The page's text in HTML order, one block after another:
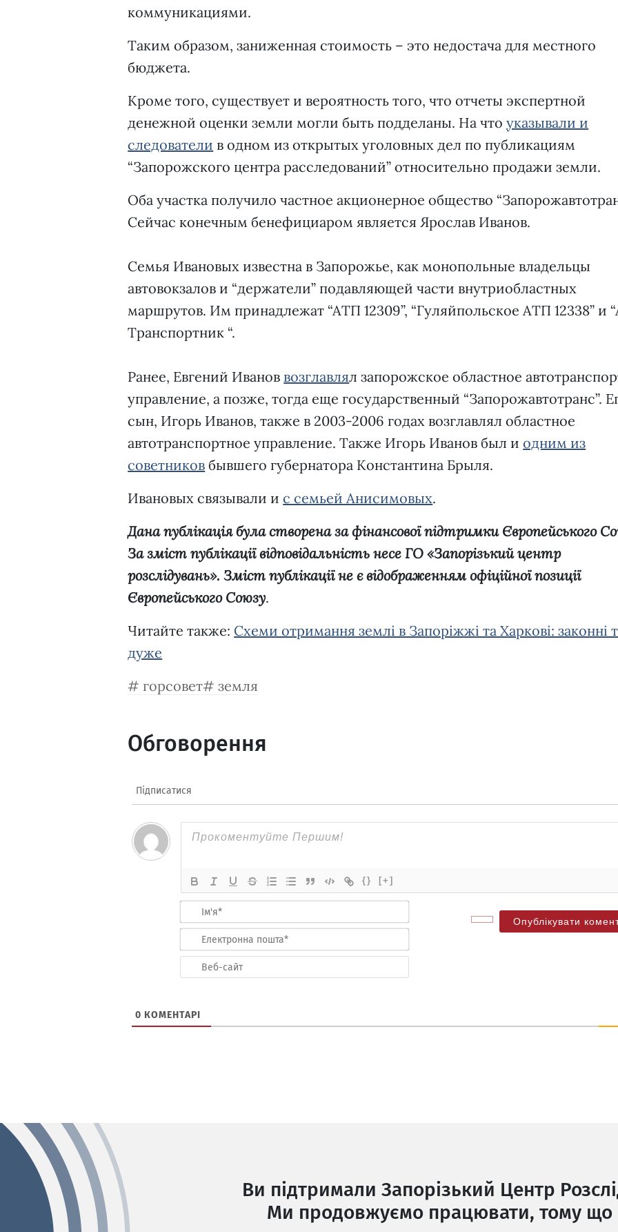
коммуникациями.
Таким образом, заниженная стоимость – это недостача для местного
бюджета.
Кроме того, существует и вероятность того, что отчеты экспертной
денежной оценки земли могли быть подделаны. На чтоуказывали и
следователи в одном из открытых уголовных дел по публикациям
“Запорожского центра расследований” относительно продажи земли.
Оба участка получило частное акционерное общество
Сейчас конечным бенефициаром является Ярослав Иванов.
Семья Ивановых известна в Запорожье, как монопольные владельцы
автовокзалов и “держатели” подавляющей части внутриобластных
маршрутов. Им принадлежат “АТП 12309”, “Гуляйпольское АТП 12338” и
Транспортник “.
Ранее, Евгений Иванов возглавлял запорожское областное
управление, а позже, тогда еще государственный “Запорожавтотранс”.
сын, Игорь Иванов, также в 2003-2006 годах возглавлял областное
автотранспортное управление. Также Игорь Иванов был иодним из
советников бывшего губернатора Константина Брыля.
Ивановых связывали ис семьей Анисимовых.
Дана публікація була створена за фінансової підтримки Європейського
За зміст публікації відповідальність несе ГО «Запорізький центр
розслідувань». Зміст публікації не є відображенням офіційної позиції
Європейського Союзу.
Читайте также: Схеми отримання землі в Запоріжжі та Харкові: законні
дуже
горсовет
земля
Обговорення
Підписатися
{} [+]
пошта*
сайт
0 КОМЕНТАРІ
Ви підтримали Запорізький Центр
Ми продовжуємо працювати, тому що